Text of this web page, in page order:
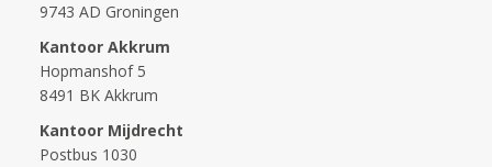
9743 AD Groningen
Kantoor Akkrum
Hopmanshof 5
8491 BK Akkrum
Kantoor Mijdrecht
Postbus 1030